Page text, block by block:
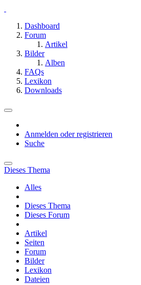
Dashboard
Forum
Artikel
Bilder
Alben
FAQs
Lexikon
Downloads
Anmelden oder registrieren
Suche
Dieses Thema
Alles
Dieses Thema
Dieses Forum
Artikel
Seiten
Forum
Bilder
Lexikon
Dateien